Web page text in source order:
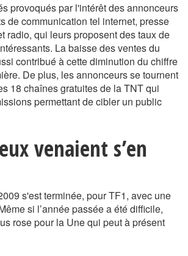
provoqués par l'intérêt des annonceurs
de communication tel internet, presse
radio, qui leurs proposent des taux de
La baisse des ventes du
contribué à cette diminution du chiffre
De plus, les annonceurs se tournent
18 chaînes gratuites de la TNT qui
permettant de cibler un public
venaient s’en
s'est terminée, pour TF1, avec une
si l’année passée a été difficile,
rose pour la Une qui peut à présent